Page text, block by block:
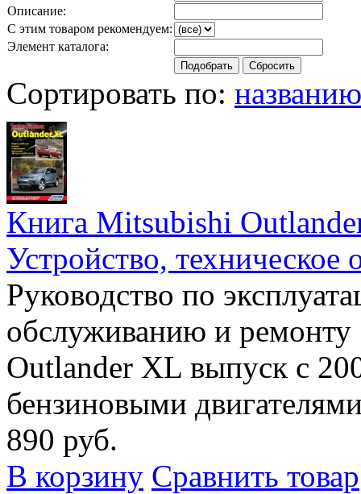
Описание:
С этим товаром рекомендуем:
Элемент каталога:
Сортировать по: названию
Книга Mitsubishi
Устройство,
Руководство по
обслуживанию и
Outlander XL выпуск с
бензиновыми
890 руб.
В корзину Сравнить товар